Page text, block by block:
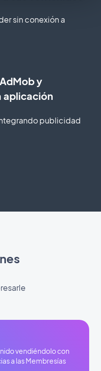
sin conexión a
y
aplicación
publicidad
vendiéndolo con
a las Membresías